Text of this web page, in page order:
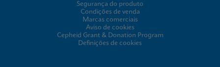
Segurança do produto
Condições de venda
Marcas comerciais
Aviso de cookies
Cepheid Grant & Donation Program
Definições de cookies